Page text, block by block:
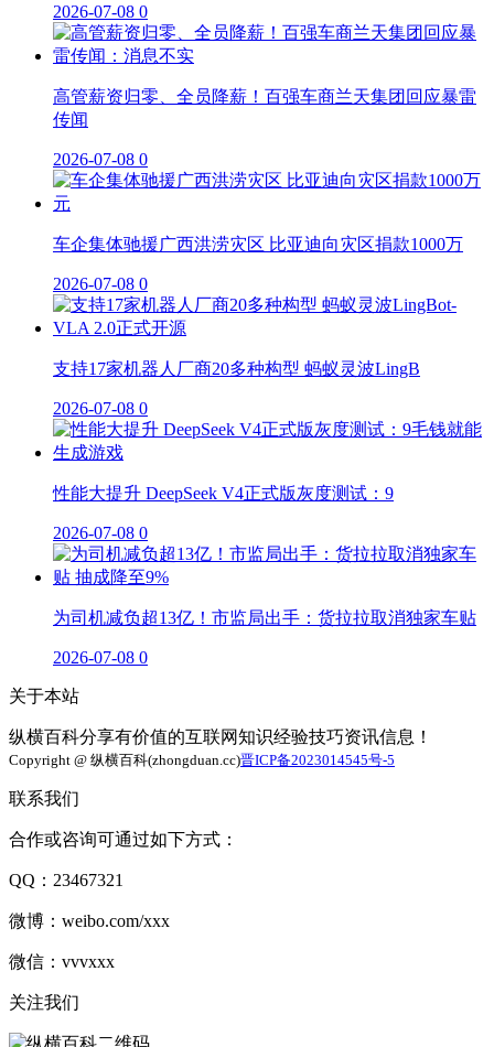
2026-07-08 0
高管薪资归零、全员降薪！百强车商兰天集团回应暴雷
传闻
2026-07-08 0
车企集体驰援广西洪涝灾区 比亚迪向灾区捐款1000万
2026-07-08 0
支持17家机器人厂商20多种构型 蚂蚁灵波LingB
2026-07-08 0
性能大提升 DeepSeek V4正式版灰度测试：9
2026-07-08 0
为司机减负超13亿！市监局出手：货拉拉取消独家车贴
2026-07-08 0
关于本站
纵横百科分享有价值的互联网知识经验技巧资讯信息！
Copyright @ 纵横百科(zhongduan.cc)晋ICP备2023014545号-5
联系我们
合作或咨询可通过如下方式：
QQ：23467321
微博：weibo.com/xxx
微信：vvvxxx
关注我们